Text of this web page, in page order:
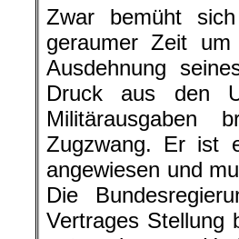
Zwar bemüht
geraumer Zeit
Ausdehnung
Druck aus den
Militärausgaben
Zugzwang. Er ist
angewiesen und
Die
Vertrages Stellung